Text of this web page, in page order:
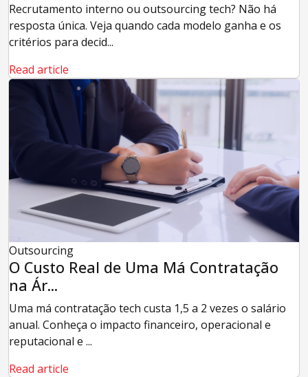
Recrutamento interno ou outsourcing tech? Não há
resposta única. Veja quando cada modelo ganha e os
critérios para decid...
Read article
Outsourcing
O Custo Real de Uma Má Contratação
na Ár...
Uma má contratação tech custa 1,5 a 2 vezes o salário
anual. Conheça o impacto financeiro, operacional e
reputacional e ...
Read article